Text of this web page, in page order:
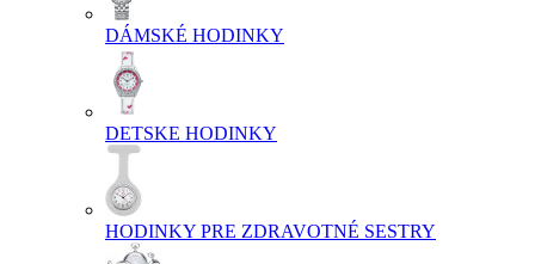
DÁMSKÉ HODINKY
DETSKE HODINKY
HODINKY PRE ZDRAVOTNÉ SESTRY